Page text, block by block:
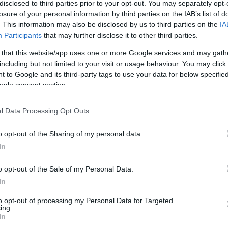
to third parties prior to your opt-out. You may separately
of your personal information by third parties on the IAB’s list of
This information may also be disclosed by us to third parties on the
Participants that may further disclose it to other third parties.
that this website/app uses one or more Google services and may
but not limited to your visit or usage behaviour. You may
to Google and its third-party tags to use your data for below
consent section.
Data Processing Opt Outs
opt-out of the Sharing of my personal data.
opt-out of the Sale of my Personal Data.
opt-out of processing my Personal Data for Targeted
Visualizza proposte di
Politiche dei prezzi online
iRef:125
Basato su 408
sui